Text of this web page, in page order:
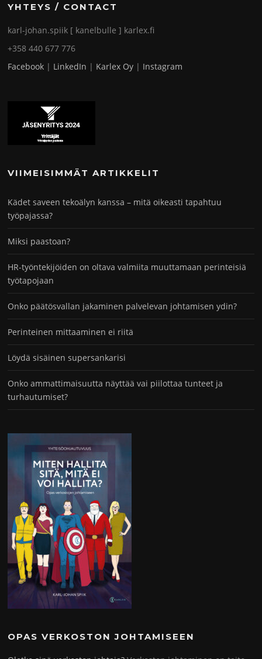
YHTEYS / CONTACT
karl-johan.spiik [ kanelbulle ] karlex.fi
+358 440 677 776
Facebook | LinkedIn | Karlex Oy | Instagram
VIIMEISIMMÄT ARTIKKELIT
Kädet saveen tekoälyn kanssa – mitä oikeasti tapahtuu
työpajassa?
Miksi paastoan?
HR-työntekijöiden on oltava valmiita muuttamaan perinteisiä
työtapojaan
Onko päätösvallan jakaminen palvelevan johtamisen ydin?
Perinteinen mittaaminen ei riitä
Löydä sisäinen supersankarisi
Onko ammattimaisuutta näyttää vai piilottaa tunteet ja
turhautumiset?
OPAS VERKOSTON JOHTAMISEEN